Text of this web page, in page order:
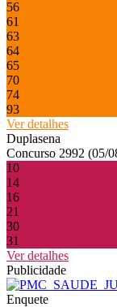
56
61
63
64
65
70
74
93
Ver detalhes
Duplasena
Concurso 2992 (05/
10
14
16
21
30
31
Ver detalhes
Publicidade
Enquete